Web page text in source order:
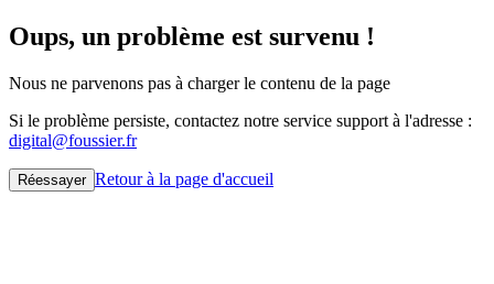
Oups, un problème est survenu !
Nous ne parvenons pas à charger le contenu de la page
Si le problème persiste, contactez notre service support à l'adresse :
digital@foussier.fr
Réessayer Retour à la page d'accueil